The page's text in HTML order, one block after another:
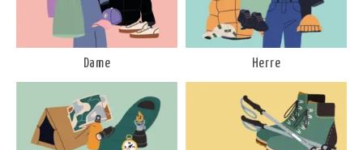
Dame Herre